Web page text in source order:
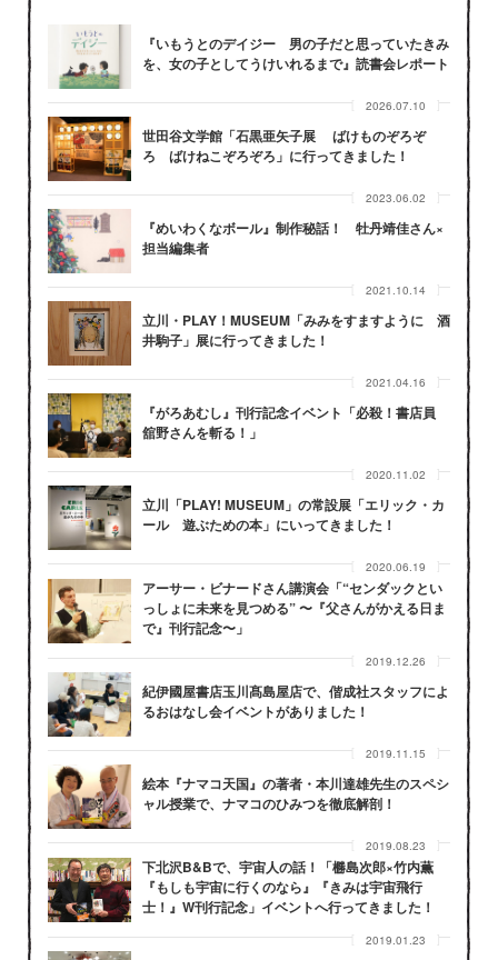
『いもうとのデイジー 男の子だと思っていたきみ
を、女の子としてうけいれるまで』読書会レポート
2026.07.10
世田谷文学館「石黒亜矢子展 ばけものぞろぞ
ろ ばけねこぞろぞろ」に行ってきました！
2023.06.02
『めいわくなボール』制作秘話！ 牡丹靖佳さん×
担当編集者
2021.10.14
立川・PLAY！MUSEUM「みみをすますように 酒
井駒子」展に行ってきました！
2021.04.16
『がろあむし』刊行記念イベント「必殺！書店員
舘野さんを斬る！」
2020.11.02
立川「PLAY! MUSEUM」の常設展「エリック・カ
ール 遊ぶための本」にいってきました！
2020.06.19
アーサー・ビナードさん講演会「“センダックとい
っしょに未来を見つめる” 〜『父さんがかえる日ま
で』刊行記念〜」
2019.12.26
紀伊國屋書店玉川髙島屋店で、偕成社スタッフによ
るおはなし会イベントがありました！
2019.11.15
絵本『ナマコ天国』の著者・本川達雄先生のスペシ
ャル授業で、ナマコのひみつを徹底解剖！
2019.08.23
下北沢B&Bで、宇宙人の話！「橳島次郎×竹内薫
『もしも宇宙に行くのなら』『きみは宇宙飛行
士！』W刊行記念」イベントへ行ってきました！
2019.01.23